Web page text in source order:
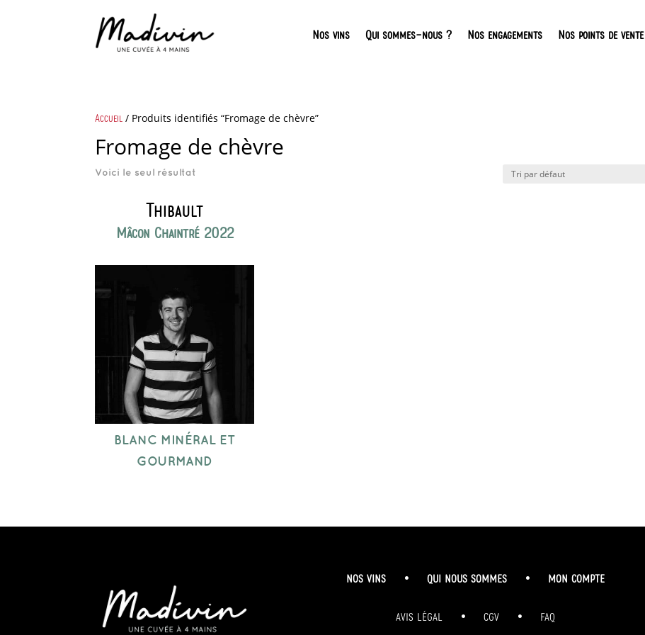
Nos vins Qui sommes-nous ? Nos engagements Nos points de vente
Accueil / Produits identifiés “Fromage de chèvre”
Fromage de chèvre
Voici le seul résultat
Thibault
Mâcon Chaintré 2022
BLANC MINÉRAL ET
GOURMAND
NOS VINS • QUI NOUS SOMMES • MON COMPTE
AVIS LÉGAL • CGV • FAQ